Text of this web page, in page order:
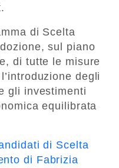
di Scelta
sul piano
di tutte le misure
degli
gli investimenti
equilibrata
di Scelta
di Fabrizia